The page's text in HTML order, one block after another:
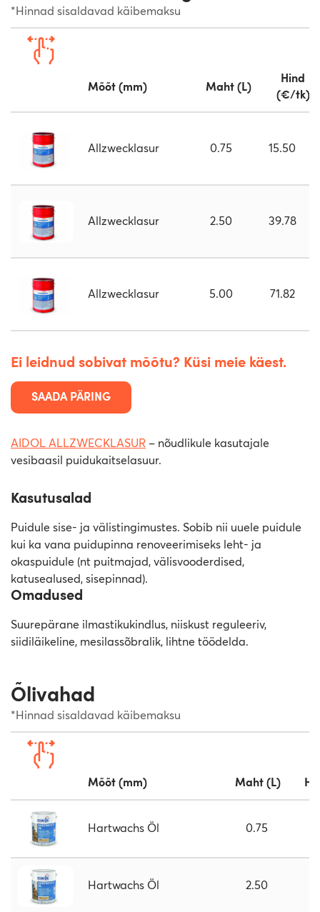
*Hinnad sisaldavad käibemaksu
Mõõt (mm) Maht (L)
Hind
(€/tk)
Allzwecklasur 0.75 15.50
Allzwecklasur 2.50 39.78
Allzwecklasur 5.00 71.82
Ei leidnud sobivat mõõtu? Küsi meie käest.
SAADA PÄRING
AIDOL ALLZWECKLASUR – nõudlikule kasutajale
vesibaasil puidukaitselasuur.
Kasutusalad
Puidule sise- ja välistingimustes. Sobib nii uuele puidule
kui ka vana puidupinna renoveerimiseks leht- ja
okaspuidule (nt puitmajad, välisvooderdised,
katusealused, sisepinnad).
Omadused
Suurepärane ilmastikukindlus, niiskust reguleeriv,
siidiläikeline, mesilassõbralik, lihtne töödelda.
Õlivahad
*Hinnad sisaldavad käibemaksu
Mõõt (mm) Maht (L)
Hartwachs Öl 0.75
Hartwachs Öl 2.50